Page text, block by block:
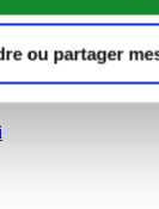
ou partager